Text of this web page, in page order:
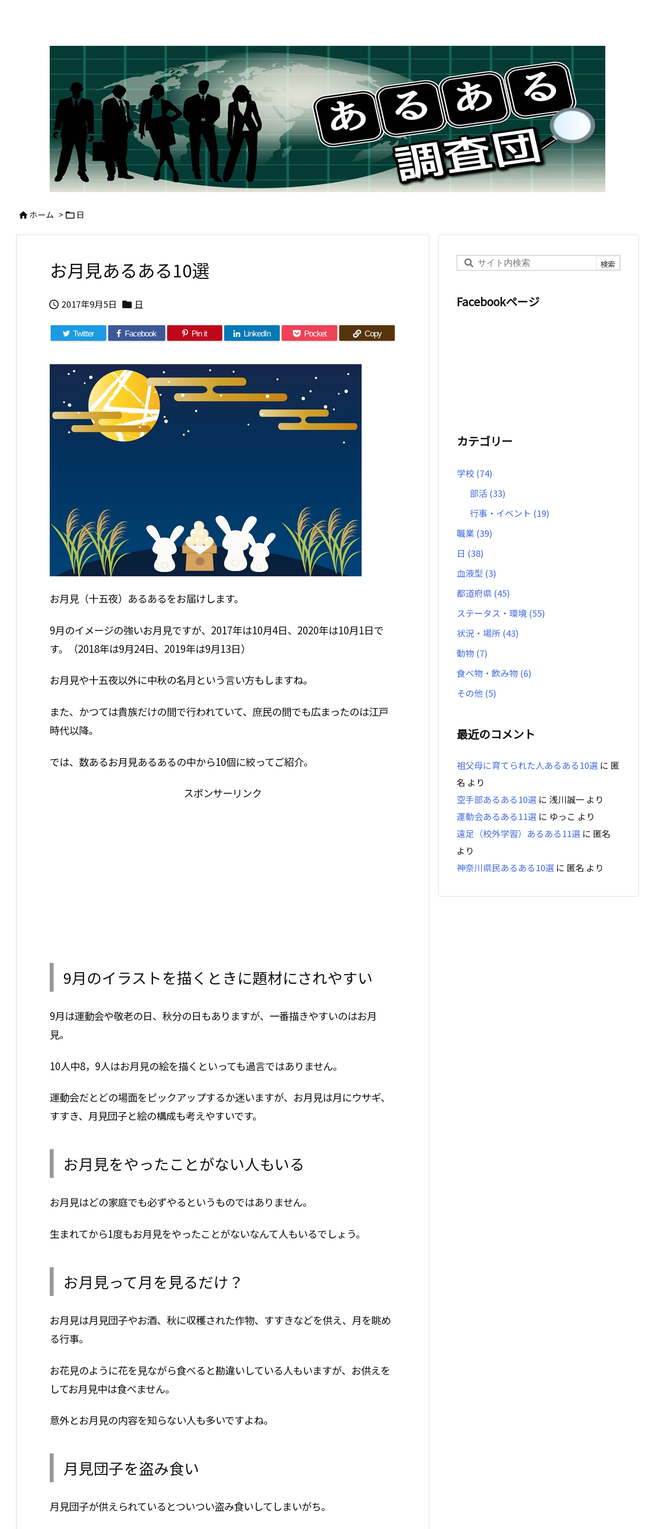
ホーム >  日
お月見あるある10選
 2017年9月5日  日
Twitter Facebook Pin it LinkedIn Pocket Copy
お月見（十五夜）あるあるをお届けします。
9月のイメージの強いお月見ですが、2017年は10月4日、2020年は10月1日で
す。（2018年は9月24日、2019年は9月13日）
お月見や十五夜以外に中秋の名月という言い方もしますね。
また、かつては貴族だけの間で行われていて、庶民の間でも広まったのは江戸
時代以降。
では、数あるお月見あるあるの中から10個に絞ってご紹介。
スポンサーリンク
9月のイラストを描くときに題材にされやすい
9月は運動会や敬老の日、秋分の日もありますが、一番描きやすいのはお月
見。
10人中8，9人はお月見の絵を描くといっても過言ではありません。
運動会だとどの場面をピックアップするか迷いますが、お月見は月にウサギ、
すすき、月見団子と絵の構成も考えやすいです。
お月見をやったことがない人もいる
お月見はどの家庭でも必ずやるというものではありません。
生まれてから1度もお月見をやったことがないなんて人もいるでしょう。
お月見って月を見るだけ？
お月見は月見団子やお酒、秋に収穫された作物、すすきなどを供え、月を眺め
る行事。
お花見のように花を見ながら食べると勘違いしている人もいますが、お供えを
してお月見中は食べません。
意外とお月見の内容を知らない人も多いですよね。
月見団子を盗み食い
月見団子が供えられているとついつい盗み食いしてしまいがち。
Facebookページ
カテゴリー
学校 (74)
部活 (33)
行事・イベント (19)
職業 (39)
日 (38)
血液型 (3)
都道府県 (45)
ステータス・環境 (55)
状況・場所 (43)
動物 (7)
食べ物・飲み物 (6)
その他 (5)
最近のコメント
祖父母に育てられた人あるある10選 に 匿
名 より
空手部あるある10選 に 浅川誠一 より
運動会あるある11選 に ゆっこ より
遠足（校外学習）あるある11選 に 匿名
より
神奈川県民あるある10選 に 匿名 より